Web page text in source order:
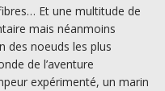
Et une multitude de
mais néanmoins
des noeuds les plus
de l’aventure
expérimenté, un marin